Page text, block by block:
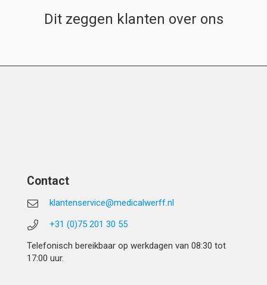
Dit zeggen klanten over ons
Contact
klantenservice@medicalwerff.nl
+31 (0)75 201 30 55
Telefonisch bereikbaar op werkdagen van 08:30 tot
17:00 uur.